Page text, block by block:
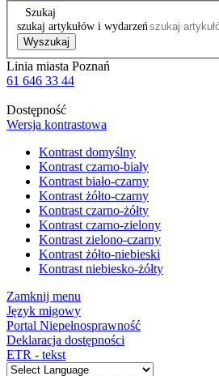
Szukaj
szukaj artykułów i wydarzeń
Wyszukaj
Linia miasta Poznań
61 646 33 44
Dostępność
Wersja kontrastowa
Kontrast domyślny
Kontrast czarno-biały
Kontrast biało-czarny
Kontrast żółto-czarny
Kontrast czarno-żółty
Kontrast czarno-zielony
Kontrast zielono-czarny
Kontrast żółto-niebieski
Kontrast niebiesko-żółty
Zamknij menu
Język migowy
Portal Niepełnosprawność
Deklaracja dostępności
ETR - tekst